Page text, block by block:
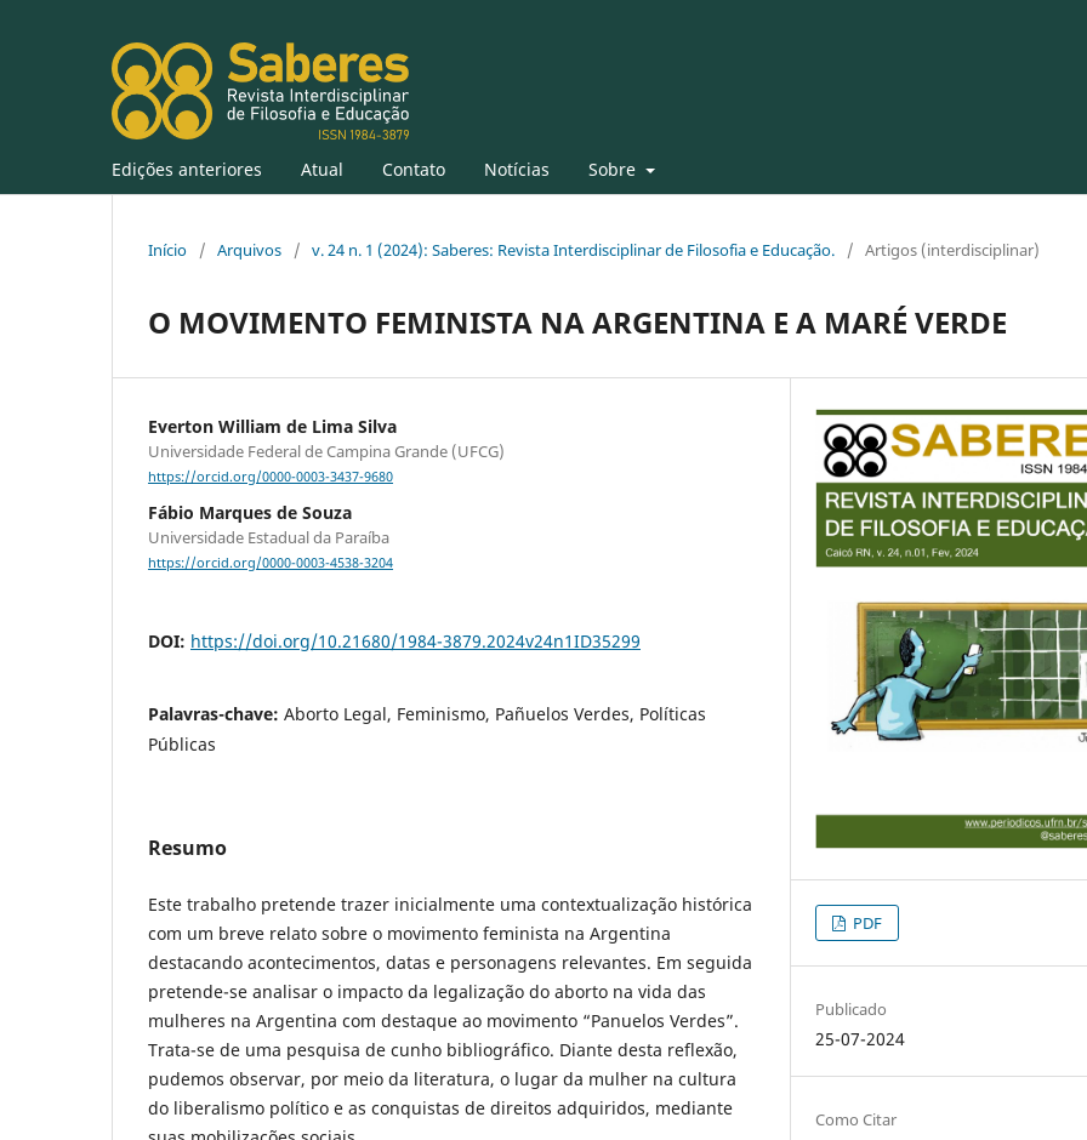
Edições anteriores Atual Contato Notícias Sobre
Início / Arquivos / v. 24 n. 1 (2024): Saberes: Revista Interdisciplinar de Filosofia e Educação. / Artigos (interdisciplinar)
O MOVIMENTO FEMINISTA NA ARGENTINA E A MARÉ VERDE
Everton William de Lima Silva
Universidade Federal de Campina Grande (UFCG)
https://orcid.org/0000-0003-3437-9680
Fábio Marques de Souza
Universidade Estadual da Paraíba
https://orcid.org/0000-0003-4538-3204
DOI: https://doi.org/10.21680/1984-3879.2024v24n1ID35299
Palavras-chave: Aborto Legal, Feminismo, Pañuelos Verdes, Políticas
Públicas
Resumo
Este trabalho pretende trazer inicialmente uma contextualização histórica
com um breve relato sobre o movimento feminista na Argentina
destacando acontecimentos, datas e personagens relevantes. Em seguida
pretende-se analisar o impacto da legalização do aborto na vida das
mulheres na Argentina com destaque ao movimento “Panuelos Verdes”.
Trata-se de uma pesquisa de cunho bibliográfico. Diante desta reflexão,
pudemos observar, por meio da literatura, o lugar da mulher na cultura
do liberalismo político e as conquistas de direitos adquiridos, mediante
PDF
Publicado
25-07-2024
Como Citar